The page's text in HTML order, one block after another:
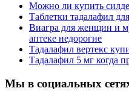
Можно ли купить
Таблетки тадалафил
Виагра для женщин и
аптеке недорогие
Тадалафил вертекс
Тадалафил 5 мг когда
Мы в социальных